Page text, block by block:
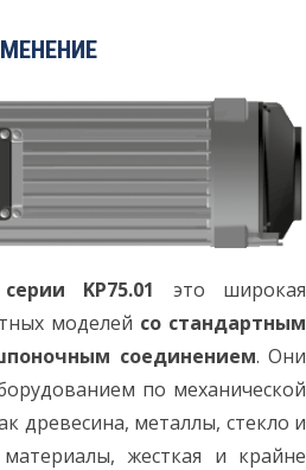
KP75.01 это широкая
моделей со стандартным
соединением. Они
по механической
древесина, металлы, стекло и
жесткая и крайне